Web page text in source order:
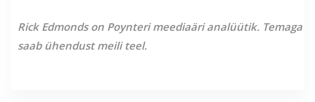
Rick Edmonds on Poynteri meediaäri analüütik. Temaga
saab ühendust meili teel.